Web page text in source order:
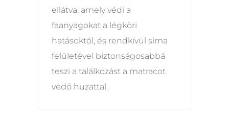
ellátva, amely védi a
faanyagokat a légköri
hatásoktól, és rendkívül sima
felületével biztonságosabbá
teszi a találkozást a matracot
védő huzattal.